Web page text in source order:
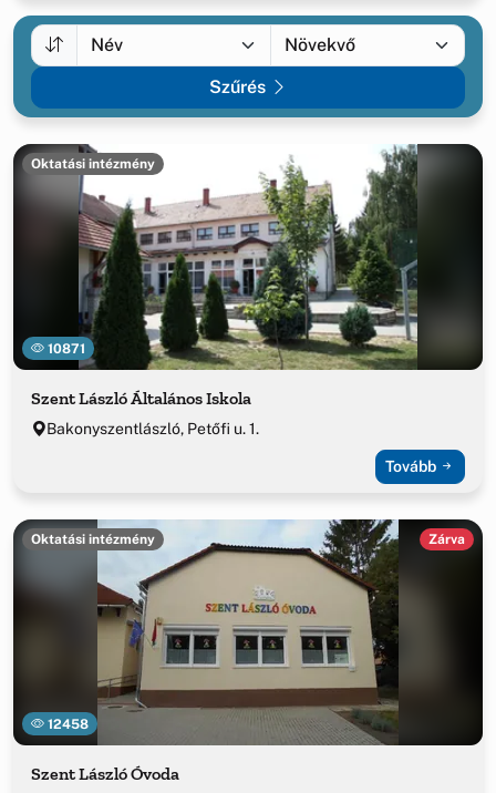
Szűrés
10871
Oktatási intézmény
Szent László Általános Iskola
Bakonyszentlászló, Petőfi u. 1.
Tovább
12458
Oktatási intézmény Zárva
Szent László Óvoda